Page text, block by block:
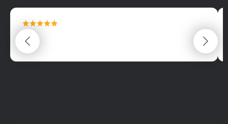
maximální spokojenost
22.06.2025